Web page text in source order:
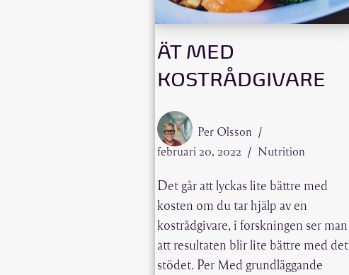
ÄT MED
KOSTRÅDGIVARE
Per Olsson
februari 20, 2022
Nutrition
Det går att lyckas lite bättre med
kosten om du tar hjälp av en
kostrådgivare, i forskningen ser man
att resultaten blir lite bättre med det
stödet. Per Med grundläggande